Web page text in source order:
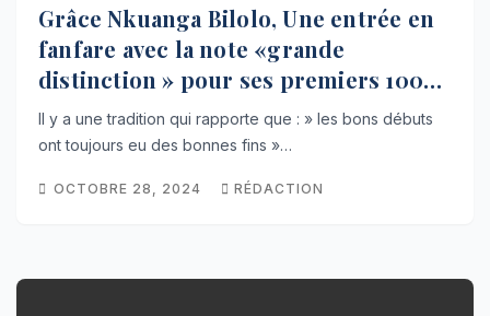
Grâce Nkuanga Bilolo, Une entrée en
fanfare avec la note «grande
distinction » pour ses premiers 100
jours (Tribune)
Il y a une tradition qui rapporte que : » les bons débuts
ont toujours eu des bonnes fins »…
OCTOBRE 28, 2024 RÉDACTION